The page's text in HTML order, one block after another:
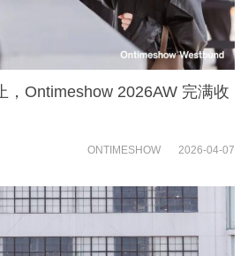
，Ontimeshow 2026AW 完满收
ONTIMESHOW 2026-04-07